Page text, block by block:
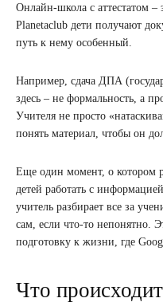
Онлайн-школа с аттестатом
Planetaclub дети получают
путь к нему особенный.
Например, сдача ДПА
здесь – не формальность, а
Учителя не просто
понять материал, чтобы он
Еще один момент, о котором
детей работать с
учитель разбирает все за
сам, если что-то непонятно.
подготовку к жизни, где
Что